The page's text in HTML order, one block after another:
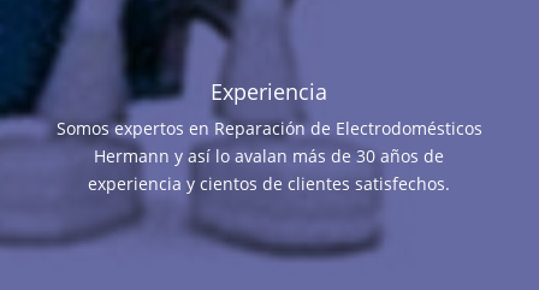
Experiencia
Somos expertos en Reparación de Electrodomésticos
Hermann y así lo avalan más de 30 años de
experiencia y cientos de clientes satisfechos.